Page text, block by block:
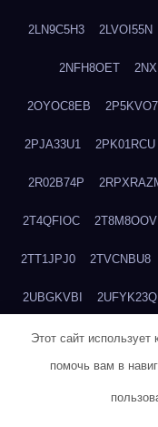
2LN9C5H3 2LVOI55N
2NFH8OET
2OYOC8EB
2PJA33U1 2PK01RCU
2R02B74P
2T4QFIOC 2T8M8OOV
2TT1JPJ0 2TVCNBU8
2UBGKVBI 2UFYK23Q
2VUSTJE1
2WGUIKKG
Этот сайт
помочь вам в